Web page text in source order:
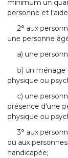
minimum un
personne et
2° aux
une personne
a) une
b) un ménage
physique ou
c) une
présence d'une
physique ou
3° aux
ou aux
handicapée;